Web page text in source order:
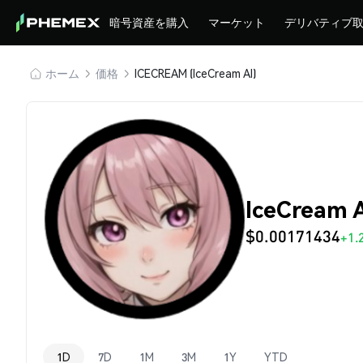
暗号資産を購入 マーケット デリバティブ
ホーム 価格 ICECREAM (IceCream AI)
IceCream
$0.00171434
1D 7D 1M 3M 1Y YTD